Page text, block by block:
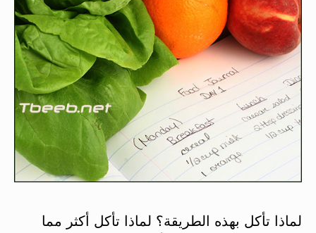
لماذا تأكل بهذه الطريقة؟ لماذا تأكل أكثر مما